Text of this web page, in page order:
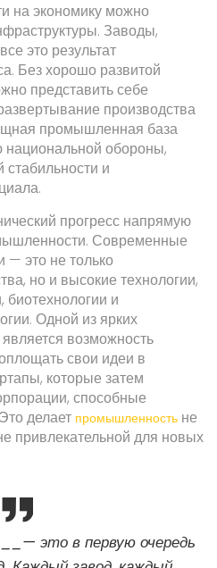
на экономику можно
Заводы,
это результат
Без хорошо развитой
представить себе
производства
промышленная база
национальной обороны,
и
прогресс напрямую
Современные
это не только
но и высокие технологии,
биотехнологии и
Одной из ярких
возможность
свои идеи в
которые затем
способные
делает промышленность не
привлекательной для новых
это в первую очередь